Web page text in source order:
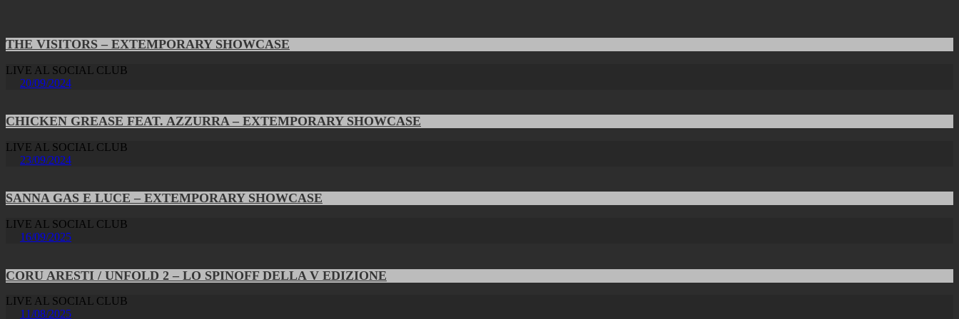
THE VISITORS – EXTEMPORARY SHOWCASE
LIVE AL SOCIAL CLUB
20/09/2024
CHICKEN GREASE FEAT. AZZURRA – EXTEMPORARY SHOWCASE
LIVE AL SOCIAL CLUB
23/09/2024
SANNA GAS E LUCE – EXTEMPORARY SHOWCASE
LIVE AL SOCIAL CLUB
16/09/2025
CORU ARESTI / UNFOLD 2 – LO SPINOFF DELLA V EDIZIONE
LIVE AL SOCIAL CLUB
11/08/2025